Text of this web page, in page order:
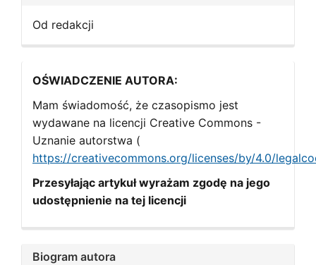
Od redakcji
OŚWIADCZENIE AUTORA:
Mam świadomość, że czasopismo jest
wydawane na licencji Creative Commons -
Uznanie autorstwa (
https://creativecommons.org/licenses/by/4.0/
Przesyłając artykuł wyrażam zgodę na jego
udostępnienie na tej licencji
Biogram autora